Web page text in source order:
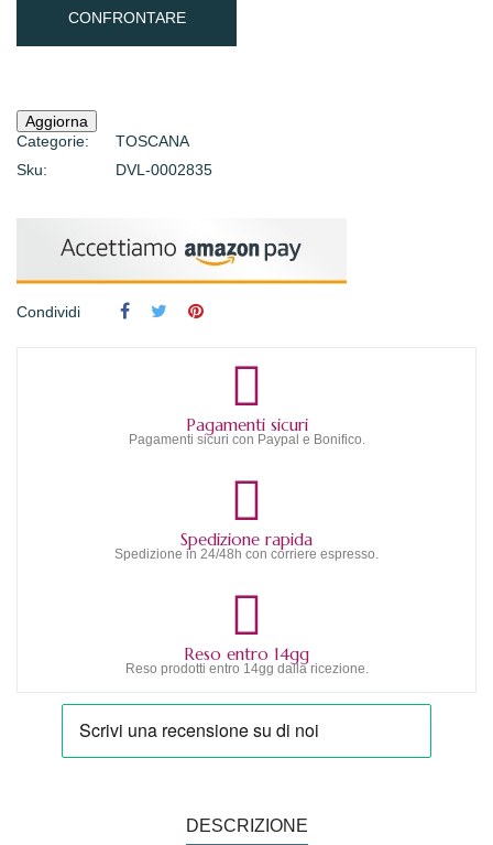
CONFRONTARE
Categorie:
TOSCANA
Sku:
DVL-0002835
Condividi
Pagamenti sicuri
Pagamenti sicuri con Paypal e Bonifico.
Spedizione rapida
Spedizione in 24/48h con corriere espresso.
Reso entro 14gg
Reso prodotti entro 14gg dalla ricezione.
DESCRIZIONE